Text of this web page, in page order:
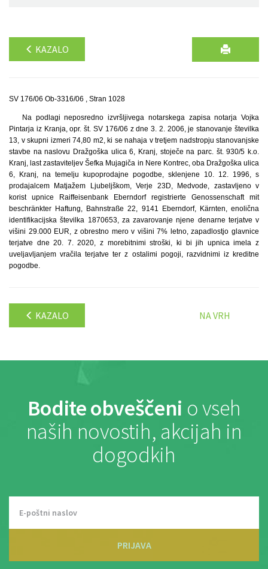
KAZALO
SV 176/06 Ob-3316/06 , Stran 1028
Na podlagi neposredno izvršljivega notarskega zapisa notarja Vojka
Pintarja iz Kranja, opr. št. SV 176/06 z dne 3. 2. 2006, je stanovanje številka
13, v skupni izmeri 74,80 m2, ki se nahaja v tretjem nadstropju stanovanjske
stavbe na naslovu Dražgoška ulica 6, Kranj, stoječe na parc. št. 930/5 k.o.
Kranj, last zastaviteljev Šefka Mujagiča in Nere Kontrec, oba Dražgoška ulica
6, Kranj, na temelju kupoprodajne pogodbe, sklenjene 10. 12. 1996, s
prodajalcem Matjažem Ljubeljškom, Verje 23D, Medvode, zastavljeno v
korist upnice Raiffeisenbank Eberndorf registrierte Genossenschaft mit
beschränkter Haftung, Bahnstraße 22, 9141 Eberndorf, Kärnten, enolična
identifikacijska številka 1870653, za zavarovanje njene denarne terjatve v
višini 29.000 EUR, z obrestno mero v višini 7% letno, zapadlostjo glavnice
terjatve dne 20. 7. 2020, z morebitnimi stroški, ki bi jih upnica imela z
uveljavljanjem vračila terjatve ter z ostalimi pogoji, razvidnimi iz kreditne
pogodbe.
KAZALO NA VRH
Bodite obveščeni o vseh
naših novostih, akcijah in
dogodkih
PRIJAVA